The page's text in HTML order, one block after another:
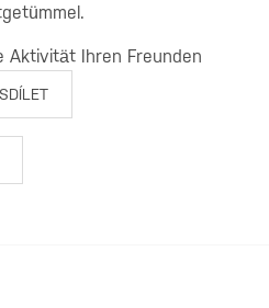
Aktivität Ihren Freunden
SDÍLET